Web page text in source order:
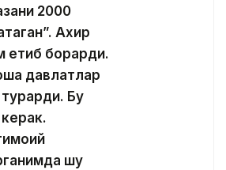
2000
Ахир
етиб борарди.
давлатлар
Бу
шу